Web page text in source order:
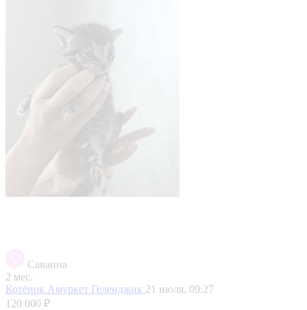
Саванна
2 мес.
Котёнок Амуркет Геленджик 21 июля, 09:27
120 000 ₽